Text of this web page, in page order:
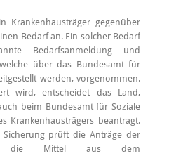
Krankenhausträger gegenüber
Bedarf an. Ein solcher Bedarf
Bedarfsanmeldung und
über das Bundesamt für
werden, vorgenommen.
wird, entscheidet das Land,
beim Bundesamt für Soziale
Krankenhausträgers beantragt.
Sicherung prüft die Anträge der
die Mittel aus dem